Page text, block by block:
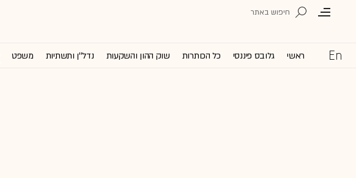
ראשי גלובס פיננסי כל הכותרות שוק ההון והשקעות נדל''ן ותשתיות משפט